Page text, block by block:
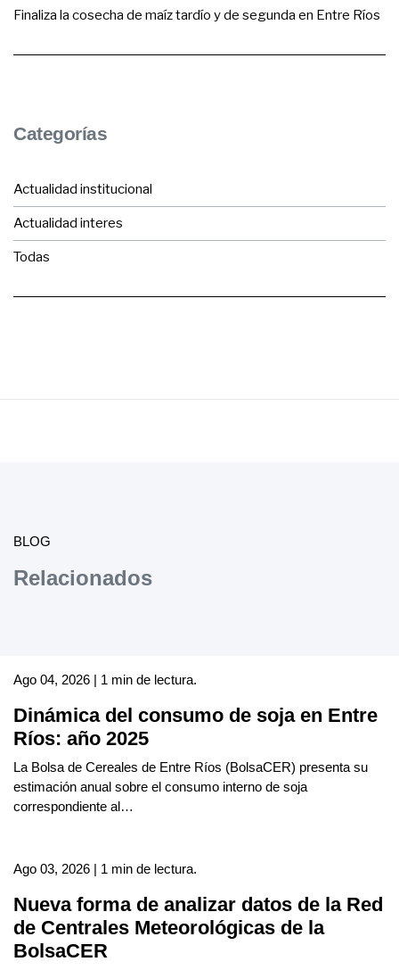
Finaliza la cosecha de maíz tardío y de segunda en Entre Ríos
Categorías
Actualidad institucional
Actualidad interes
Todas
BLOG
Relacionados
Ago 04, 2026 | 1 min de lectura.
Dinámica del consumo de soja en Entre
Ríos: año 2025
La Bolsa de Cereales de Entre Ríos (BolsaCER) presenta su
estimación anual sobre el consumo interno de soja
correspondiente al…
Ago 03, 2026 | 1 min de lectura.
Nueva forma de analizar datos de la Red
de Centrales Meteorológicas de la
BolsaCER